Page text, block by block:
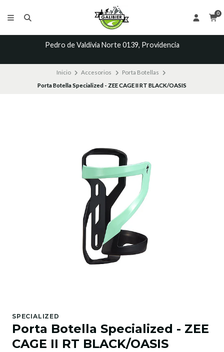
0
Pedro de Valdivia Norte 0139, Providencia
Inicio Accesorios
Porta Botellas
Porta Botella Specialized - ZEE CAGE II RT BLACK/OASIS
SPECIALIZED
Porta Botella Specialized - ZEE
CAGE II RT BLACK/OASIS